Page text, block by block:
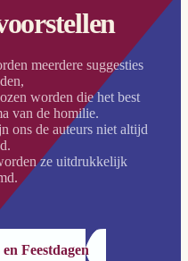
meerdere suggesties
worden die het best
van de homilie.
ons de auteurs niet altijd
ze uitdrukkelijk
Feestdagen